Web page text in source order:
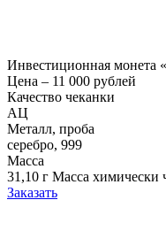
Инвестиционная монета
Цена – 11 000 рублей
Качество чеканки
АЦ
Металл, проба
серебро, 999
Масса
31,10 г Масса химически
Заказать